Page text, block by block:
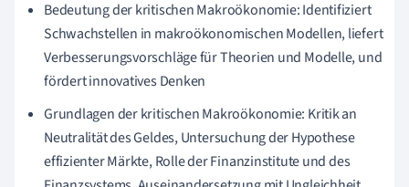
Bedeutung der kritischen Makroökonomie: Identifiziert
Schwachstellen in makroökonomischen Modellen, liefert
Verbesserungsvorschläge für Theorien und Modelle, und
fördert innovatives Denken
Grundlagen der kritischen Makroökonomie: Kritik an
Neutralität des Geldes, Untersuchung der Hypothese
effizienter Märkte, Rolle der Finanzinstitute und des